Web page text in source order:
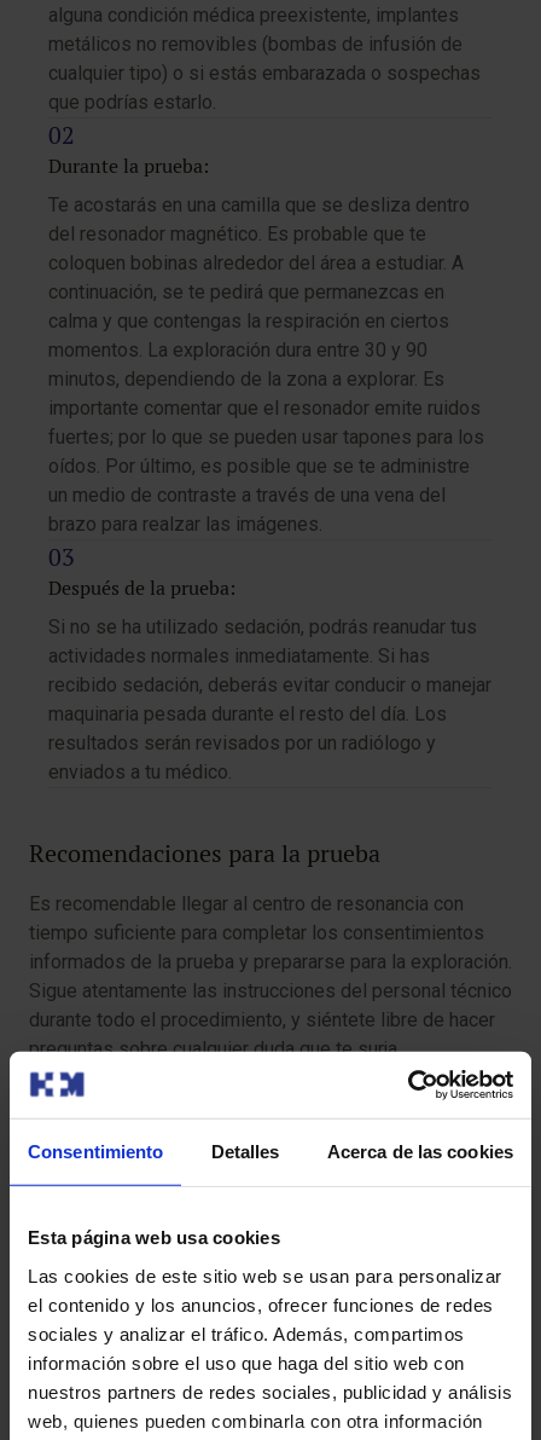
Consentimiento Detalles Acerca de las cookies
Esta página web usa cookies
Las cookies de este sitio web se usan para personalizar
el contenido y los anuncios, ofrecer funciones de redes
sociales y analizar el tráfico. Además, compartimos
información sobre el uso que haga del sitio web con
nuestros partners de redes sociales, publicidad y análisis
web, quienes pueden combinarla con otra información
alguna condición médica preexistente, implantes
metálicos no removibles (bombas de infusión de
cualquier tipo) o si estás embarazada o sospechas
que podrías estarlo.
Durante la prueba:
Te acostarás en una camilla que se desliza dentro
del resonador magnético. Es probable que te
coloquen bobinas alrededor del área a estudiar. A
continuación, se te pedirá que permanezcas en
calma y que contengas la respiración en ciertos
momentos. La exploración dura entre 30 y 90
minutos, dependiendo de la zona a explorar. Es
importante comentar que el resonador emite ruidos
fuertes; por lo que se pueden usar tapones para los
oídos. Por último, es posible que se te administre
un medio de contraste a través de una vena del
brazo para realzar las imágenes.
Después de la prueba:
Si no se ha utilizado sedación, podrás reanudar tus
actividades normales inmediatamente. Si has
recibido sedación, deberás evitar conducir o manejar
maquinaria pesada durante el resto del día. Los
resultados serán revisados por un radiólogo y
enviados a tu médico.
Recomendaciones para la prueba
Es recomendable llegar al centro de resonancia con
tiempo suficiente para completar los consentimientos
informados de la prueba y prepararse para la exploración.
Sigue atentamente las instrucciones del personal técnico
durante todo el procedimiento, y siéntete libre de hacer
preguntas sobre cualquier duda que te surja.
¿Tiene algún riesgo?
La angioresonancia por lo general es una prueba segura,
Reacciones alérgicas al medio de contraste (poco
comunes)
: en raras ocasiones, el medio de contraste
(Gadolinio) puede causar reacciones alérgicas leves
como urticaria o picazón. Las reacciones graves son
muy infrecuentes, pero pueden incluir dificultad para
respirar o shock anafiláctico, por lo que es crucial